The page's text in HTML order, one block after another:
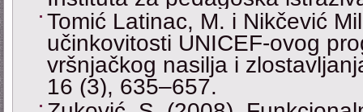
Tomić Latinac, M. i Nikčević
učinkovitosti UNICEF-ovog
vršnjačkog nasilja i
16 (3), 635–657.